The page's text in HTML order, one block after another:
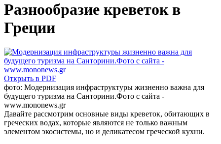
Разнообразие креветок в
Греции
Открыть в PDF
фото: Модернизация инфраструктуры жизненно важна для
будущего туризма на Санторини.Фото с сайта -
www.mononews.gr
Давайте рассмотрим основные виды креветок, обитающих в
греческих водах, которые являются не только важным
элементом экосистемы, но и деликатесом греческой кухни.